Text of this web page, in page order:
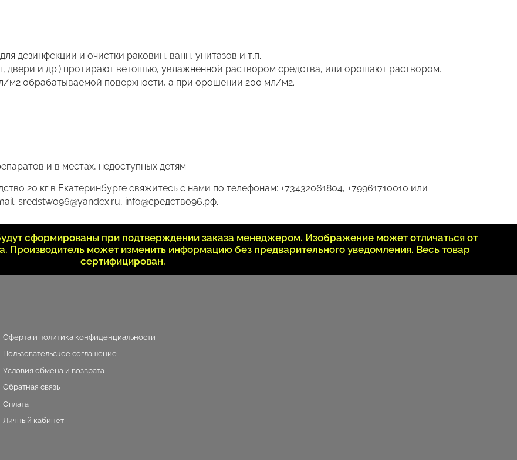
дезинфекции и очистки раковин, ванн, унитазов и т.п.
двери и др.) протирают ветошью, увлажненной раствором средства, или орошают раствором.
м2 обрабатываемой поверхности, а при орошении 200 мл/м2.
и в местах, недоступных детям.
20 кг в Екатеринбурге свяжитесь с нами по телефонам: +73432061804, +79961710010 или
sredstwo96@yandex.ru, info@средство96.рф.
сформированы при подтверждении заказа менеджером. Изображение может отличаться от
Производитель может изменить информацию без предварительного уведомления. Весь товар
сертифицирован.
Оферта и политика конфиденциальности
Пользовательское соглашение
Условия обмена и возврата
Обратная связь
Оплата
Личный кабинет